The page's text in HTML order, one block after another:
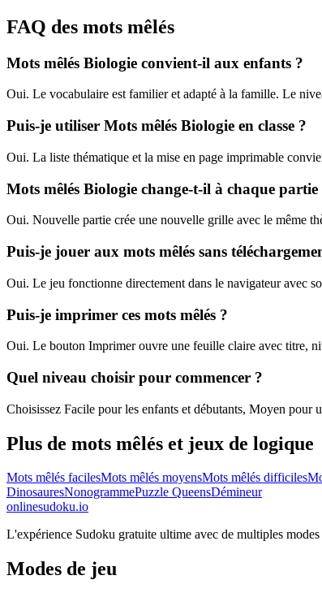
FAQ des mots mêlés
Mots mêlés Biologie convient-il aux enfants ?
Oui. Le vocabulaire est familier et adapté à la famille. Le
Puis-je utiliser Mots mêlés Biologie en classe ?
Oui. La liste thématique et la mise en page imprimable
Mots mêlés Biologie change-t-il à chaque partie
Oui. Nouvelle partie crée une nouvelle grille avec le même
Puis-je jouer aux mots mêlés sans
Oui. Le jeu fonctionne directement dans le navigateur avec
Puis-je imprimer ces mots mêlés ?
Oui. Le bouton Imprimer ouvre une feuille claire avec titre,
Quel niveau choisir pour commencer ?
Choisissez Facile pour les enfants et débutants, Moyen
Plus de mots mêlés et jeux de logique
Mots mêlés facilesMots mêlés moyensMots mêlés difficiles
DinosauresNonogrammePuzzle QueensDémineur
onlinesudoku.io
L'expérience Sudoku gratuite ultime avec de multiples
Modes de jeu